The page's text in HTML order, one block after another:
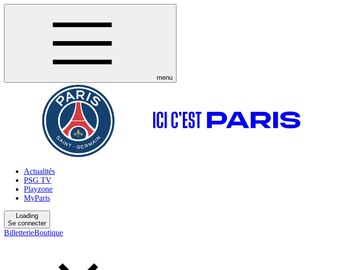
menu
Actualités
PSG TV
Playzone
MyParis
Loading
Se connecter
BilletterieBoutique